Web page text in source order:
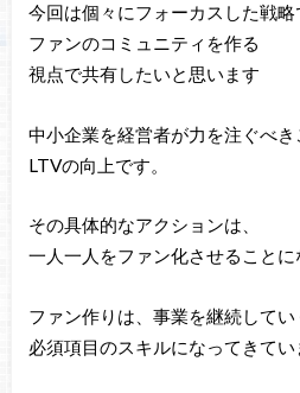
今回は個々にフォーカスした戦略
ファンのコミュニティを作る
視点で共有したいと思います
中小企業を経営者が力を注ぐべき
LTVの向上です。
その具体的なアクションは、
一人一人をファン化させることに
ファン作りは、事業を継続してい
必須項目のスキルになってきてい